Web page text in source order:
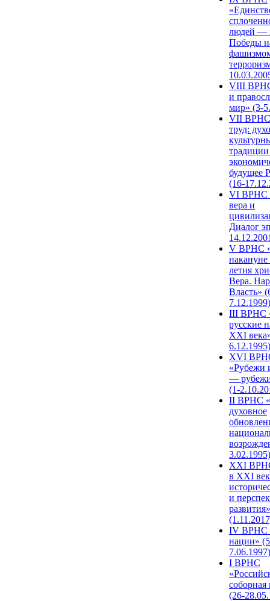
людей —
Победы
VIII
и
мир» (3-
VII ВРНС
труд:
будущее
(16-
VI ВРНС
вера и
Диалог
V ВРНС
накануне
летия
Вера.
Власть»
7.12.1999)
III ВРНС
русские
XXI
6.12.1995)
XVI
«Рубежи
—
(1-
II ВРНС
духовное
3.02.1995)
XХI
в XXI
и
развития»
IV ВРНС
нации»
7.06.1997)
I ВРНС
(26-